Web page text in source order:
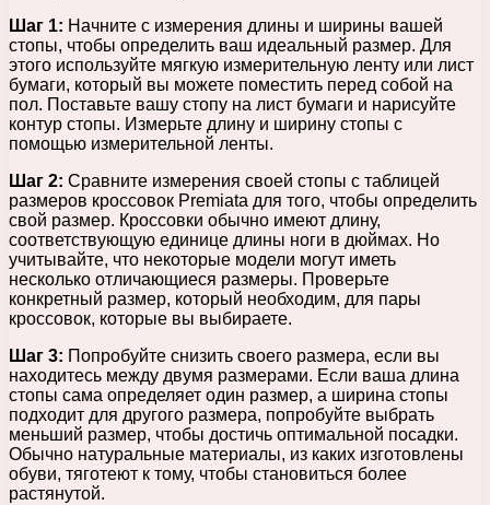
Шаг 1: Начните с измерения длины и ширины вашей
стопы, чтобы определить ваш идеальный размер. Для
этого используйте мягкую измерительную ленту или лист
бумаги, который вы можете поместить перед собой на
пол. Поставьте вашу стопу на лист бумаги и нарисуйте
контур стопы. Измерьте длину и ширину стопы с
помощью измерительной ленты.
Шаг 2: Сравните измерения своей стопы с таблицей
размеров кроссовок Premiata для того, чтобы определить
свой размер. Кроссовки обычно имеют длину,
соответствующую единице длины ноги в дюймах. Но
учитывайте, что некоторые модели могут иметь
несколько отличающиеся размеры. Проверьте
конкретный размер, который необходим, для пары
кроссовок, которые вы выбираете.
Шаг 3: Попробуйте снизить своего размера, если вы
находитесь между двумя размерами. Если ваша длина
стопы сама определяет один размер, а ширина стопы
подходит для другого размера, попробуйте выбрать
меньший размер, чтобы достичь оптимальной посадки.
Обычно натуральные материалы, из каких изготовлены
обуви, тяготеют к тому, чтобы становиться более
растянутой.